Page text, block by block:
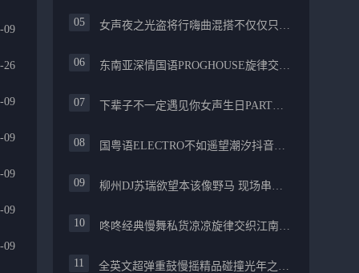
09
26
09
09
09
09
09
女声夜之光盗将行嗨曲混搭不仅仅只是喜欢你PROG舒服
东南亚深情国语PROGHOUSE旋律交织安和桥FUNKY流行情怀串烧
下辈子不一定遇见你女声生日PARTY碰撞酒嗨最新女声伤感专辑实录
国粤语ELECTRO不如遥望潮汐抖音慢摇混合柳州真龙会K吧小厅小康混音
柳州DJ苏瑞欲望本该像野马 现场串烧中文FUNKYHOUSE精选
咚咚经典慢舞私货凉凉旋律交织江南烟雨追梦生活精选串烧
全英文超弹重鼓慢摇精品碰撞光年之外PROGHOUSE醉美抒情节奏